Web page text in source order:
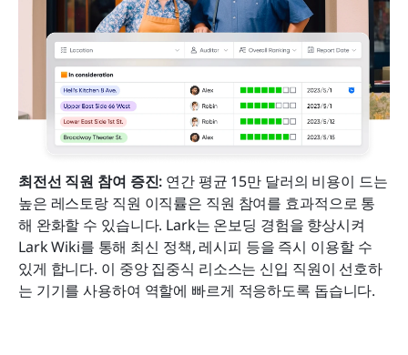
최전선 직원 참여 증진: 연간 평균 15만 달러의 비용이 드는
높은 레스토랑 직원 이직률은 직원 참여를 효과적으로 통
해 완화할 수 있습니다. Lark는 온보딩 경험을 향상시켜
Lark Wiki를 통해 최신 정책, 레시피 등을 즉시 이용할 수
있게 합니다. 이 중앙 집중식 리소스는 신입 직원이 선호하
는 기기를 사용하여 역할에 빠르게 적응하도록 돕습니다.